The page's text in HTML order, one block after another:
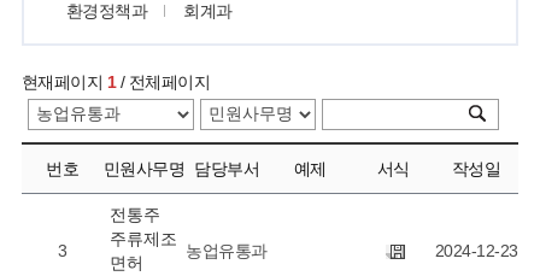
환경정책과
회계과
현재페이지 1/ 전체페이지
번호 민원사무명 담당부서 예제 서식 작성일
3
전통주
주류제조
면허
농업유통과 2024-12-23